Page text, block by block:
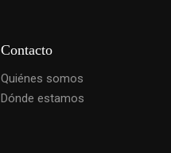
Contacto
Quiénes somos
Dónde estamos